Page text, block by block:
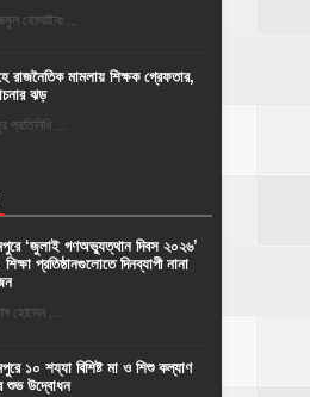
হোসাইনঃ ...
রাজনৈতিক মামলায় শিক্ষক গ্রেফতার,
ঝড়
প্রতিনিধি ...
‘জুলাই গণঅভ্যুত্থান দিবস ২০২৬’
প্রতিষ্ঠানগুলোতে দিনব্যাপী নানা
হোসেন ...
১০ শয্যা বিশিষ্ট মা ও শিশু কল্যাণ
শুভ উদ্বোধন